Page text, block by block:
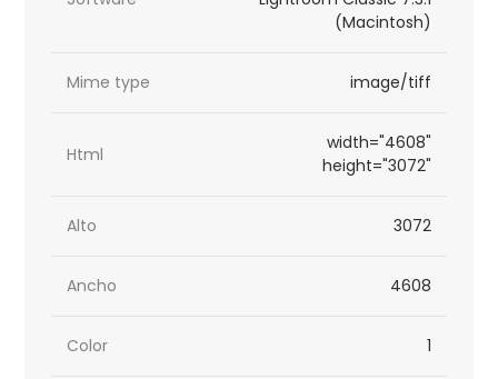
(Macintosh)
Mime type image/tiff
Html
width="4608"
height="3072"
Alto 3072
Ancho 4608
Color 1